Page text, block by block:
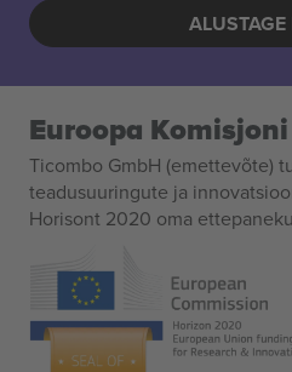
Euroopa
Ticombo GmbH (emettevõte)
teadusuuringute ja
Horisont 2020 oma